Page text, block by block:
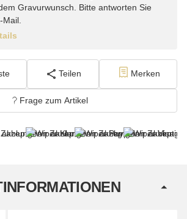
Gravurwunsch. Bitte antworten Sie
Teilen Merken
Frage zum Artikel